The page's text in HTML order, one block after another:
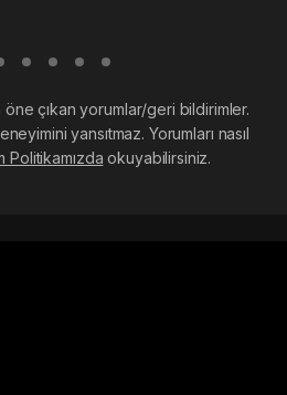
çıkan yorumlar/geri bildirimler.
yansıtmaz. Yorumları nasıl
Politikamızda okuyabilirsiniz.